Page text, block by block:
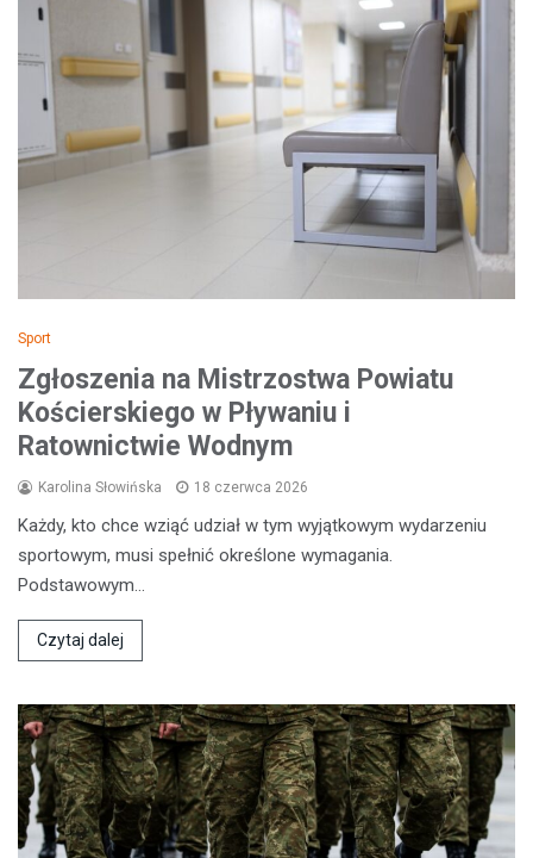
Sport
Zgłoszenia na Mistrzostwa Powiatu
Kościerskiego w Pływaniu i
Ratownictwie Wodnym
Karolina Słowińska 18 czerwca 2026
Każdy, kto chce wziąć udział w tym wyjątkowym wydarzeniu
sportowym, musi spełnić określone wymagania.
Podstawowym…
Czytaj dalej